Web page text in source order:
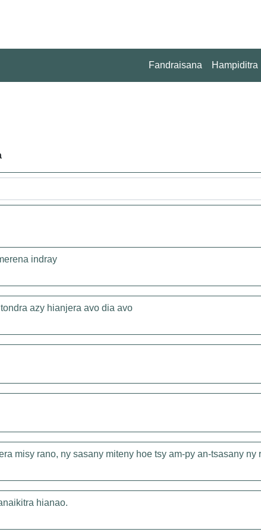
Fandraisana Hampiditra
indray
azy hianjera avo dia avo
misy rano, ny sasany miteny hoe tsy am-py an-tsasany ny
hianao.